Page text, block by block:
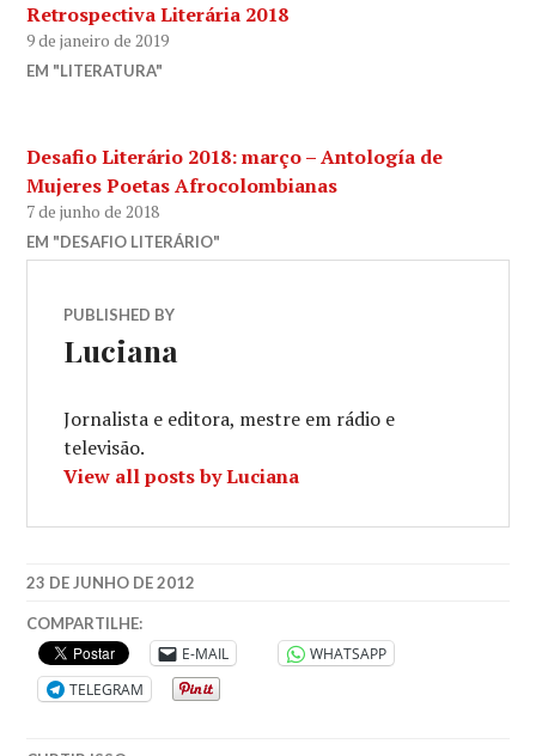
Retrospectiva Literária 2018
9 de janeiro de 2019
EM "LITERATURA"
Desafio Literário 2018: março – Antología de
Mujeres Poetas Afrocolombianas
7 de junho de 2018
EM "DESAFIO LITERÁRIO"
PUBLISHED BY
Luciana
Jornalista e editora, mestre em rádio e
televisão.
View all posts by Luciana
23 DE JUNHO DE 2012
COMPARTILHE:
E-MAIL
WHATSAPP
TELEGRAM